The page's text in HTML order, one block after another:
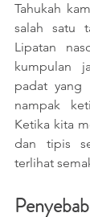
Tahukah
salah satu
Lipatan
kumpulan
padat yang
nampak
Ketika kita
dan tipis
terlihat